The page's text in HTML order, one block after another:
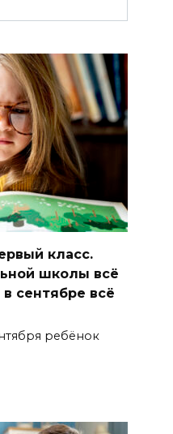
класс.
школы всё
сентябре всё
ребёнок